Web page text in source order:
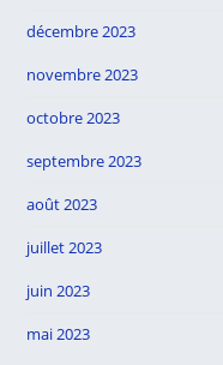
décembre 2023
novembre 2023
octobre 2023
septembre 2023
août 2023
juillet 2023
juin 2023
mai 2023